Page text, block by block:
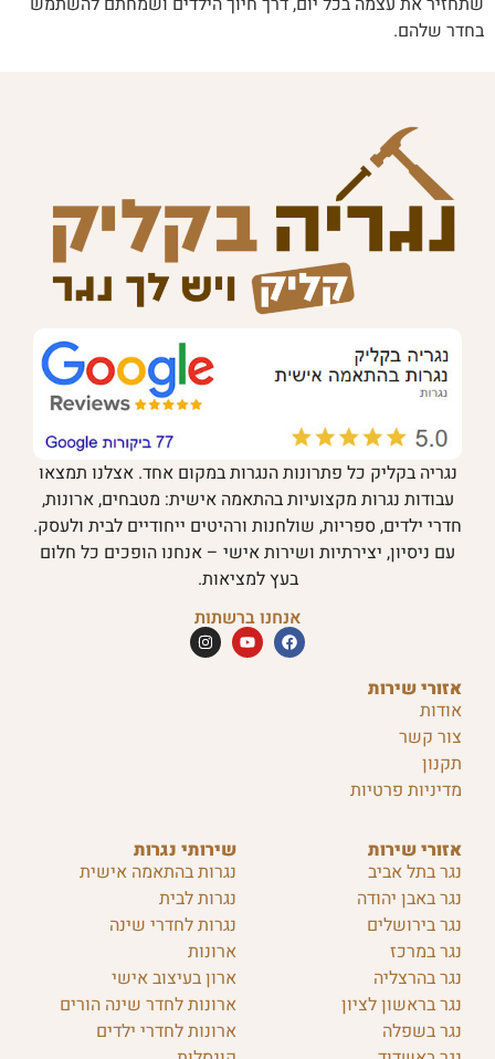
בחדר שלהם.
שירותי נגרות
נגרות בהתאמה אישית
נגרות לבית
נגרות לחדרי שינה
ארונות
ארון בעיצוב אישי
ארונות לחדר שינה הורים
ארונות לחדרי ילדים
אזורי שירות
נגר בתל אביב
נגר באבן יהודה
נגר בירושלים
נגר במרכז
נגר בהרצליה
נגר בראשון לציון
נגר בשפלה
אזורי שירות
אודות
צור קשר
תקנון
מדיניות פרטיות
נגריה בקליק כל פתרונות הנגרות במקום אחד. אצלנו תמצאו
עבודות נגרות מקצועיות בהתאמה אישית: מטבחים, ארונות,
חדרי ילדים, ספריות, שולחנות ורהיטים ייחודיים לבית ולעסק.
עם ניסיון, יצירתיות ושירות אישי – אנחנו הופכים כל חלום
בעץ למציאות.
אנחנו ברשתות